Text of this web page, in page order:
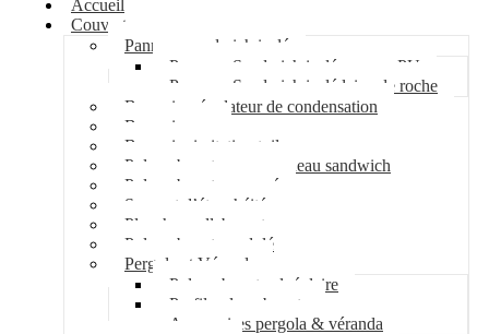
Accueil
Couverture
Panneau sandwich isolé
Panneau Sandwich isolé mousse PU
Panneau Sandwich isolé laine de roche
Bac acier régulateur de condensation
Bac acier sec
Bac acier imitation tuile
Polycarbonate pour panneau sandwich
Polycarbonate nervuré
Support d’étanchéité
Plancher collaborant
Polycarbonate ondulé
Pergola et Véranda
Polycarbonate alvéolaire
Profil polycarbonate
Accessoires pergola & véranda